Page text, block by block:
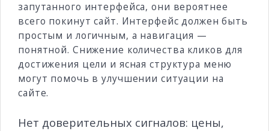
запутанного интерфейса, они вероятнее
всего покинут сайт. Интерфейс должен быть
простым и логичным, а навигация —
понятной. Снижение количества кликов для
достижения цели и ясная структура меню
могут помочь в улучшении ситуации на
сайте.
Нет доверительных сигналов: цены,